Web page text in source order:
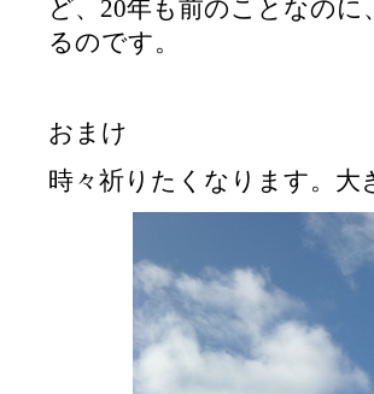
ど、20年も前のことなの
るのです。
おまけ
時々祈りたくなります。